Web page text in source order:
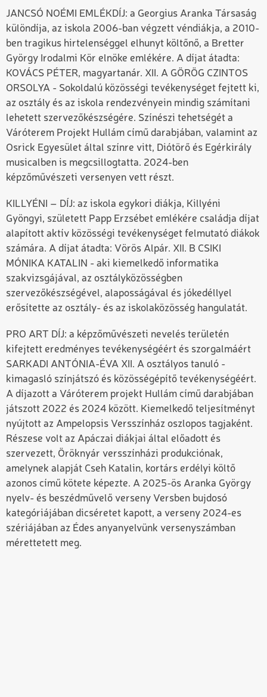
JANCSÓ NOÉMI EMLÉKDÍJ: a Georgius Aranka Társaság
különdíja, az iskola 2006-ban végzett véndiákja, a 2010-
ben tragikus hirtelenséggel elhunyt költőnő, a Bretter
György Irodalmi Kör elnöke emlékére. A díjat átadta:
KOVÁCS PÉTER, magyartanár. XII. A GÖRÖG CZINTOS
ORSOLYA - Sokoldalú közösségi tevékenységet fejtett ki,
az osztály és az iskola rendezvényein mindig számítani
lehetett szervezőkészségére. Színészi tehetségét a
Váróterem Projekt Hullám című darabjában, valamint az
Osrick Egyesület által színre vitt, Diótörő és Egérkirály
musicalben is megcsillogtatta. 2024-ben
képzőművészeti versenyen vett részt.
KILLYÉNI – DÍJ: az iskola egykori diákja, Killyéni
Gyöngyi, született Papp Erzsébet emlékére családja díjat
alapított aktív közösségi tevékenységet felmutató diákok
számára. A díjat átadta: Vörös Alpár. XII. B CSIKI
MÓNIKA KATALIN - aki kiemelkedő informatika
szakvizsgájával, az osztályközösségben
szervezőkészségével, alaposságával és jókedéllyel
erősítette az osztály- és az iskolaközösség hangulatát.
PRO ART DÍJ: a képzőművészeti nevelés területén
kifejtett eredményes tevékenységéért és szorgalmáért
SARKADI ANTÓNIA-ÉVA XII. A osztályos tanuló -
kimagasló színjátszó és közösségépítő tevékenységéért.
A díjazott a Váróterem projekt Hullám című darabjában
játszott 2022 és 2024 között. Kiemelkedő teljesítményt
nyújtott az Ampelopsis Versszínház oszlopos tagjaként.
Részese volt az Apáczai diákjai által előadott és
szervezett, Öröknyár versszínházi produkciónak,
amelynek alapját Cseh Katalin, kortárs erdélyi költő
azonos című kötete képezte. A 2025-ös Aranka György
nyelv- és beszédművelő verseny Versben bujdosó
kategóriájában dicséretet kapott, a verseny 2024-es
szériájában az Édes anyanyelvünk versenyszámban
mérettetett meg.